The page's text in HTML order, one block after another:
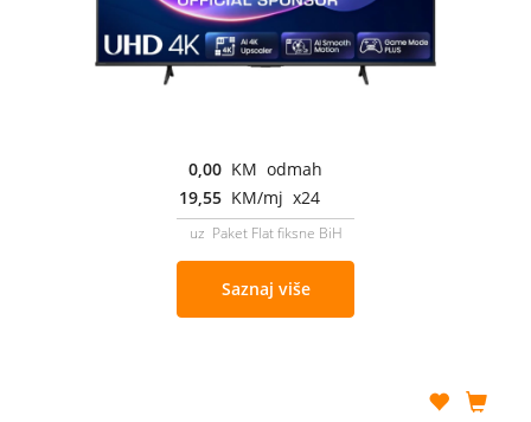
0,00 KM odmah
19,55 KM/mj x24
uz Paket Flat fiksne BiH
Saznaj više